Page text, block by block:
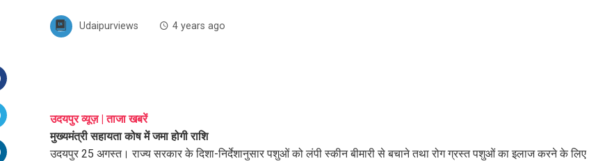
Udaipurviews 4 years ago
उदयपुर व्यूज़ | ताजा खबरें
मुख्यमंत्री सहायता कोष में जमा होगी राशि
उदयपुर 25 अगस्त। राज्य सरकार के दिशा-निर्देशानुसार पशुओं को लंपी स्कीन बीमारी से बचाने तथा रोग ग्रस्त पशुओं का इलाज करने के लिए